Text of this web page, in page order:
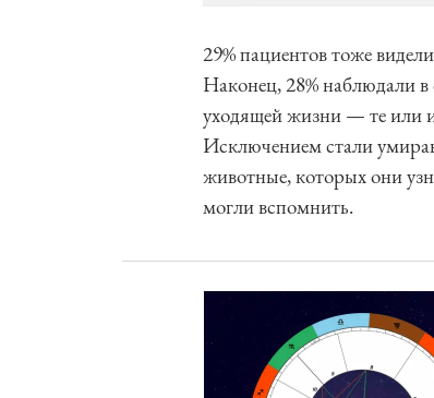
29% пациентов тоже
Наконец, 28% наблюдали
уходящей жизни — те или
Исключением стали
животные, которых они
могли вспомнить.